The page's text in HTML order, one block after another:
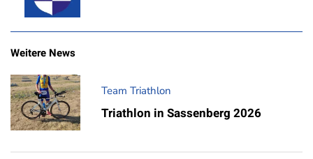
Weitere News
Team Triathlon
Triathlon in Sassenberg 2026